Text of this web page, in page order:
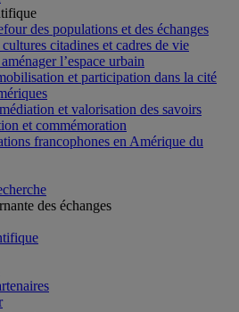
des populations et des échanges
citadines et cadres de vie
l’espace urbain
et participation dans la cité
et valorisation des savoirs
et commémoration
francophones en Amérique du
des échanges